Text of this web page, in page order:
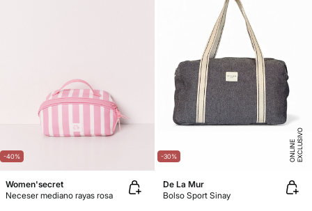
-40%
Women'secret
Neceser mediano rayas rosa
-30% E
X
C
L
U
SI
V
O
O
N
LI
N
E
De La Mur
Bolso Sport Sinay